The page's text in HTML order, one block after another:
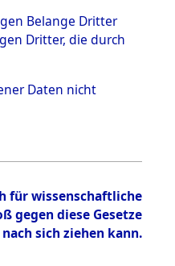
Belange Dritter
Dritter, die durch
Daten nicht
für wissenschaftliche
gegen diese Gesetze
sich ziehen kann.